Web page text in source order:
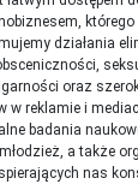
działania
oraz
w reklamie i
badania
a także
nas